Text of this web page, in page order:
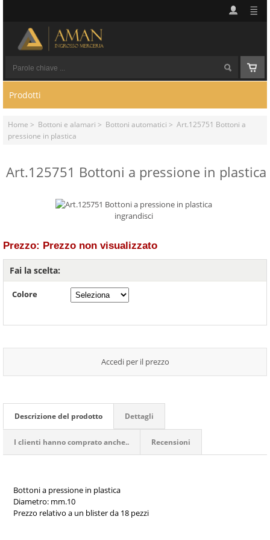
Prodotti
Home > Bottoni e alamari > Bottoni automatici > Art.125751 Bottoni a
pressione in plastica
Art.125751 Bottoni a pressione in plastica
ingrandisci
Prezzo: Prezzo non visualizzato
Fai la scelta:
Colore
Accedi per il prezzo
Descrizione del prodotto Dettagli
I clienti hanno comprato anche.. Recensioni
Bottoni a pressione in plastica
Diametro: mm.10
Prezzo relativo a un blister da 18 pezzi